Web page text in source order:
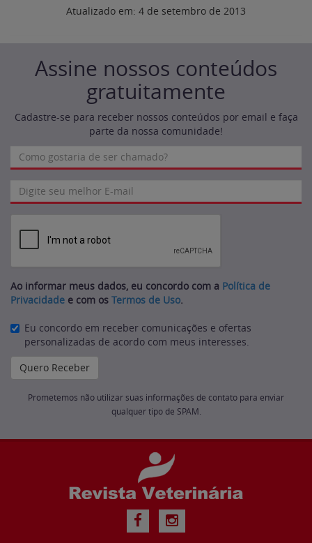
Atualizado em: 4 de setembro de 2013
Assine nossos conteúdos
gratuitamente
Cadastre-se para receber nossos conteúdos por email e faça
parte da nossa comunidade!
Ao informar meus dados, eu concordo com a Política de
Privacidade e com os Termos de Uso.
Eu concordo em receber comunicações e ofertas
personalizadas de acordo com meus interesses.
Prometemos não utilizar suas informações de contato para enviar
qualquer tipo de SPAM.